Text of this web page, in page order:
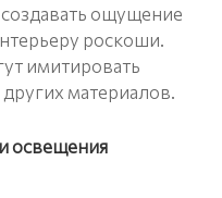
ощущение
роскоши.
имитировать
материалов.
освещения